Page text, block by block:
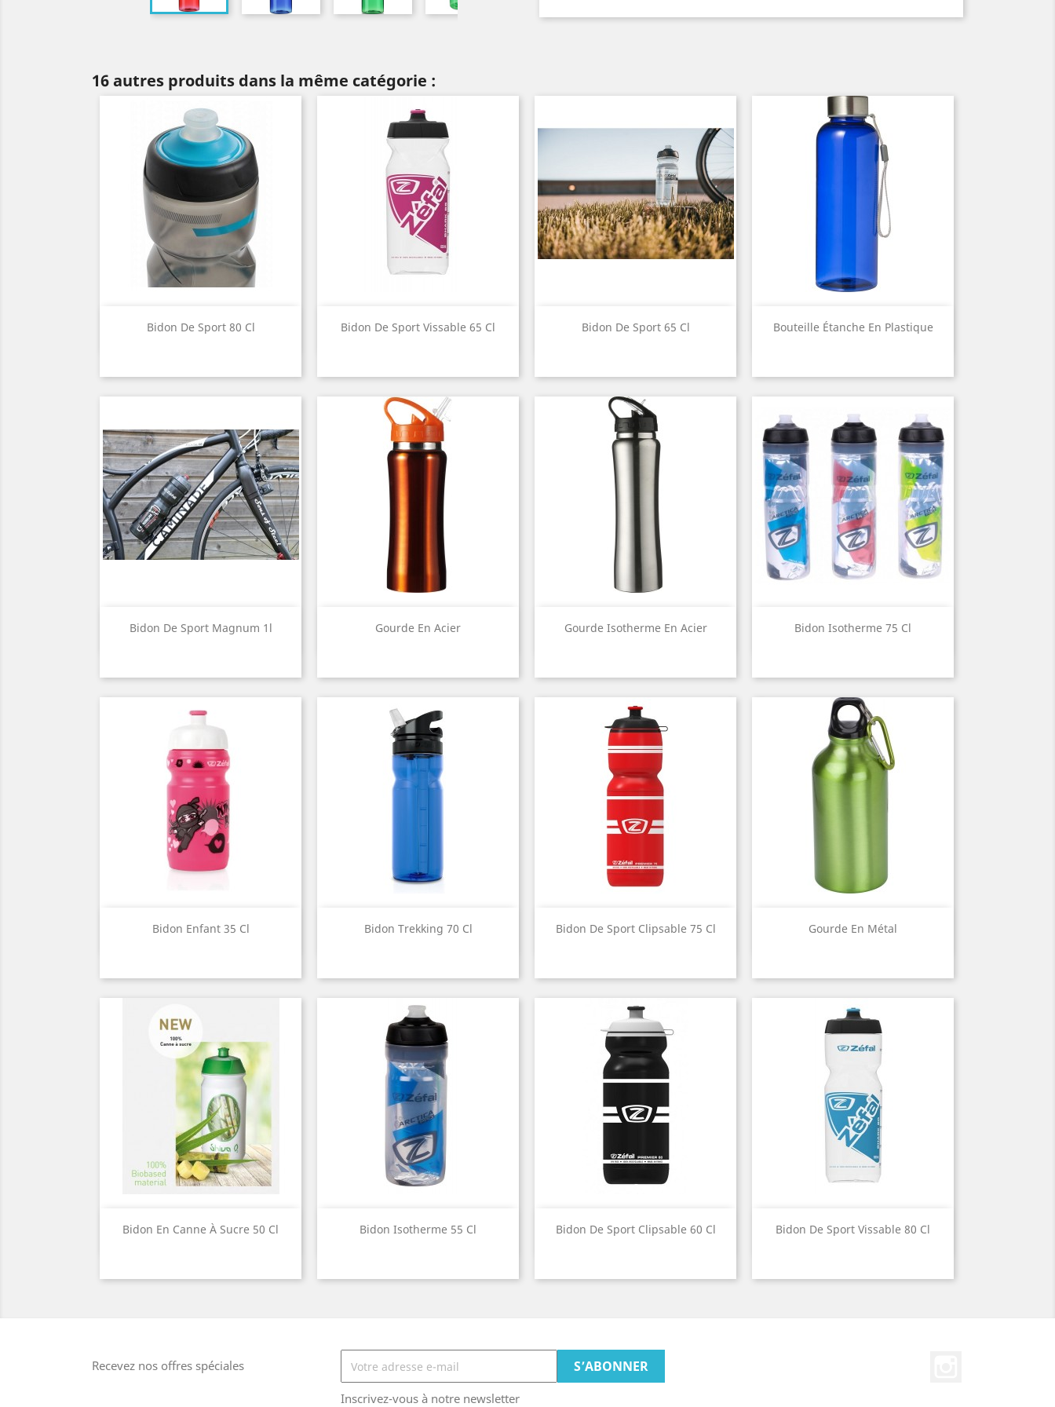
16 autres produits dans la même catégorie :
Bidon De Sport 80 Cl
Aperçu rapide Bidon De Sport Vissable 65 Cl
Aperçu rapide Bidon De Sport 65 Cl
Aperçu rapide Bouteille Étanche En Plastique
Aperçu rapide
Bidon De Sport Magnum 1l
Aperçu rapide Gourde En Acier
Aperçu rapide Gourde Isotherme En Acier
Aperçu rapide Bidon Isotherme 75 Cl
Aperçu rapide
Bidon Enfant 35 Cl
Aperçu rapide Bidon Trekking 70 Cl
Aperçu rapide Bidon De Sport Clipsable 75 Cl
Aperçu rapide Gourde En Métal
Aperçu rapide
Bidon En Canne À Sucre 50 Cl
Aperçu rapide Bidon Isotherme 55 Cl
Aperçu rapide Bidon De Sport Clipsable 60 Cl
Aperçu rapide Bidon De Sport Vissable 80 Cl
Aperçu rapide
Recevez nos offres spéciales
Inscrivez-vous à notre newsletter